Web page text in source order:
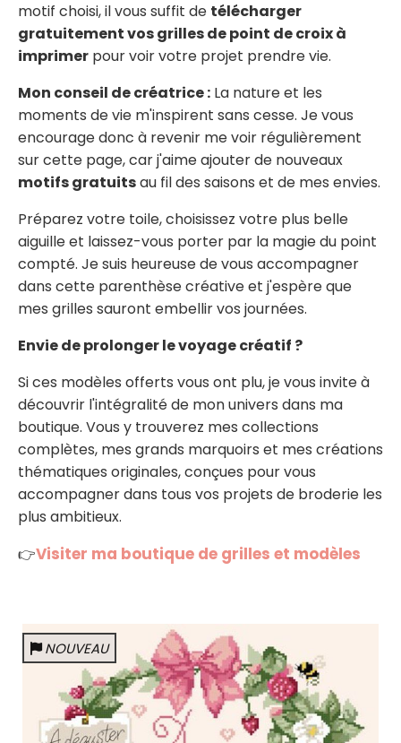
motif choisi, il vous suffit de télécharger
gratuitement vos grilles de point de croix à
imprimer pour voir votre projet prendre vie.
Mon conseil de créatrice : La nature et les
moments de vie m'inspirent sans cesse. Je vous
encourage donc à revenir me voir régulièrement
sur cette page, car j'aime ajouter de nouveaux
motifs gratuitsau fil des saisons et de mes envies.
Préparez votre toile, choisissez votre plus belle
aiguille et laissez-vous porter par la magie du point
compté. Je suis heureuse de vous accompagner
dans cette parenthèse créative et j'espère que
mes grilles sauront embellir vos journées.
Envie de prolonger le voyage créatif ?
Si ces modèles offerts vous ont plu, je vous invite à
découvrir l'intégralité de mon univers dans ma
boutique. Vous y trouverez mes collections
complètes, mes grands marquoirs et mes créations
thématiques originales, conçues pour vous
accompagner dans tous vos projets de broderie les
plus ambitieux.
👉Visiter ma boutique de grilles et modèles
NOUVEAU